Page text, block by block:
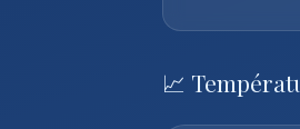
📈